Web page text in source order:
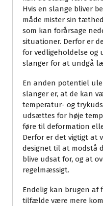
Hvis en slange bliver
måde mister sin
som kan forårsage
situationer. Derfor er
for vedligeholdelse og
slanger for at undgå
En anden potentiel
slanger er, at de kan
temperatur- og
udsættes for høje
føre til deformation
Derfor er det vigtigt at
designet til at modstå
blive udsat for, og at
regelmæssigt.
Endelig kan brugen af
tilfælde være mere